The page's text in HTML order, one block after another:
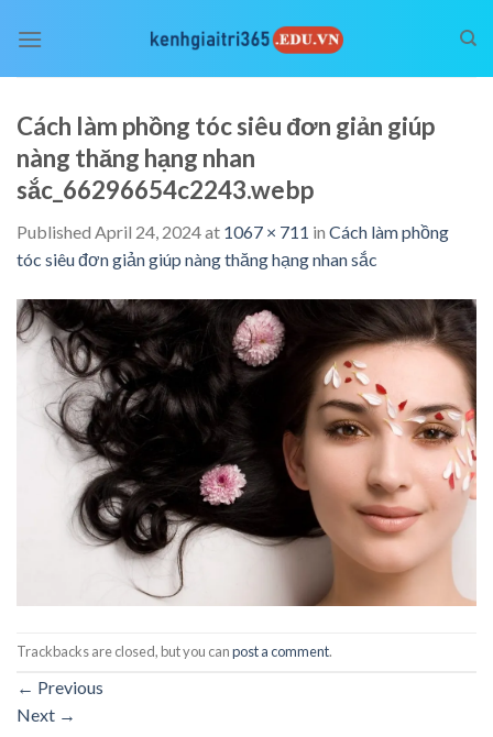
Cách làm phồng tóc siêu đơn giản giúp
nàng thăng hạng nhan
sắc_66296654c2243.webp
Published April 24, 2024at 1067 × 711 in Cách làm phồng
tóc siêu đơn giản giúp nàng thăng hạng nhan sắc
Trackbacks are closed, but you canpost a comment.
← Previous
Next →